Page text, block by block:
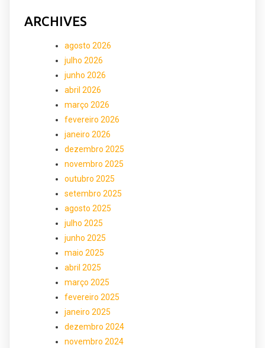
ARCHIVES
agosto 2026
julho 2026
junho 2026
abril 2026
março 2026
fevereiro 2026
janeiro 2026
dezembro 2025
novembro 2025
outubro 2025
setembro 2025
agosto 2025
julho 2025
junho 2025
maio 2025
abril 2025
março 2025
fevereiro 2025
janeiro 2025
dezembro 2024
novembro 2024